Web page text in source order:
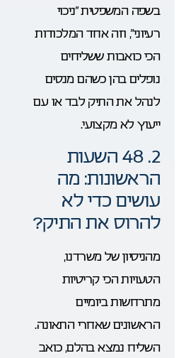
בשפה המשפטית “ניכוי
רעיוני”, וזה אחד המלכודות
הכי כואבות ששליחים
נופלים בהן כשהם מנסים
לנהל את התיק לבד או עם
ייעוץ לא מקצועי.
2. 48 השעות
הראשונות: מה
עושים כדי לא
להרוס את התיק?
מהניסיון של משרדנו,
הטעויות הכי קריטיות
מתרחשות ביומיים
הראשונים שאחרי התאונה.
השליח נמצא בהלם, כואב